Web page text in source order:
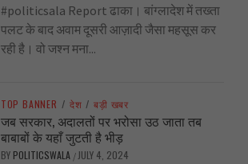
#politicsala Report ढाका। बांग्लादेश में तख्ता
पलट के बाद अवाम दूसरी आज़ादी जैसा महसूस कर
रही है। वो जश्न मना...
TOP BANNER / देश / बड़ी खबर
जब सरकार, अदालतों पर भरोसा उठ जाता तब
बाबाबों के यहाँ जुटती है भीड़
BY POLITICSWALA / JULY 4, 2024